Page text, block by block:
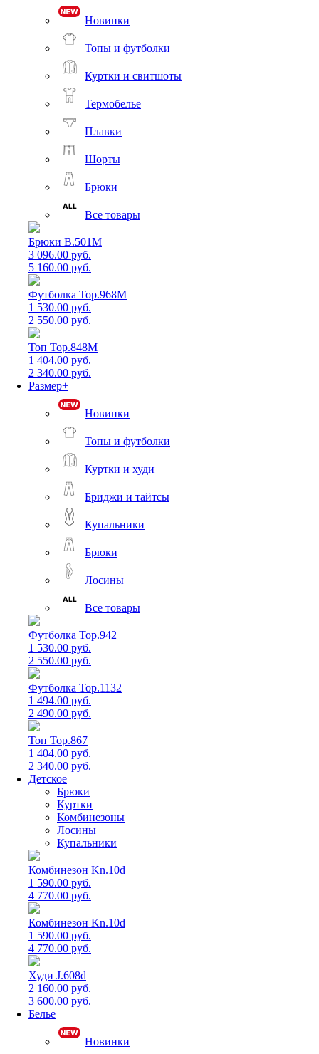
Новинки
Топы и футболки
Куртки и свитшоты
Термобелье
Плавки
Шорты
Брюки
Все товары
Брюки B.501M
3 096.00 руб.
5 160.00 руб.
Футболка Top.968M
1 530.00 руб.
2 550.00 руб.
Топ Top.848M
1 404.00 руб.
2 340.00 руб.
Размер+
Новинки
Топы и футболки
Куртки и худи
Бриджи и тайтсы
Купальники
Брюки
Лосины
Все товары
Футболка Top.942
1 530.00 руб.
2 550.00 руб.
Футболка Top.1132
1 494.00 руб.
2 490.00 руб.
Топ Top.867
1 404.00 руб.
2 340.00 руб.
Детское
Брюки
Куртки
Комбинезоны
Лосины
Купальники
Комбинезон Kn.10d
1 590.00 руб.
4 770.00 руб.
Комбинезон Kn.10d
1 590.00 руб.
4 770.00 руб.
Худи J.608d
2 160.00 руб.
3 600.00 руб.
Белье
Новинки